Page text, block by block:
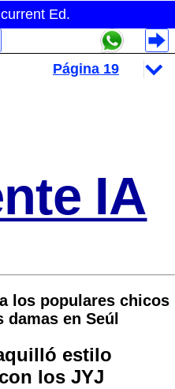
Ed.
IA
los populares chicos
en Seúl
estilo
los JYJ